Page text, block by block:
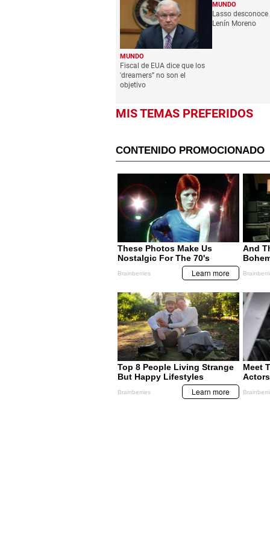
MUNDO
Fiscal de EUA dice que los
'dreamers” no son el
objetivo
MUNDO
Lasso
Lenín Moreno
MIS TEMAS PREFERIDOS